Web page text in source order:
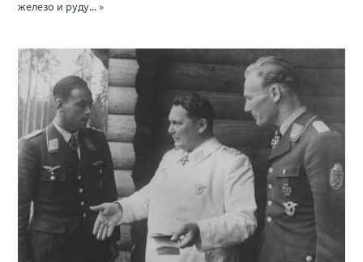
железо и руду... »